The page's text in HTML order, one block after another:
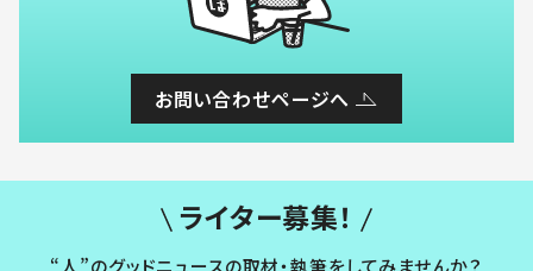
お問い合わせページへ
ライター募集！
“人”のグッドニュースの取材・執筆をしてみませんか？